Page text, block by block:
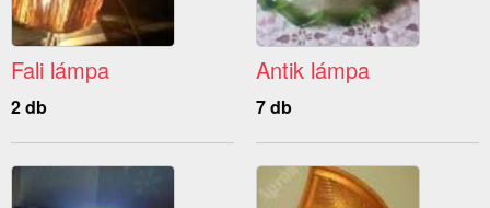
Fali lámpa
2 db
Antik lámpa
7 db